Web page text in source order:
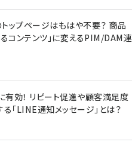
ップページはもはや不要？ 商品
コンテンツ」に変えるPIM/DAM連
有効！ リピート促進や顧客満足度
「LINE通知メッセージ」とは？